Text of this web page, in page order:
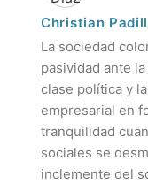
Christian
La sociedad
pasividad ante
clase política y
empresarial en
tranquilidad
sociales se
inclemente del